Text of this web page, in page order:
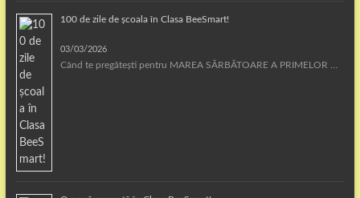
100 de zile de școala în Clasa BeeSmart!
03/03/2026
Când te pregătești pentru MAREA SĂRBĂTOARE A PRIMELOR …